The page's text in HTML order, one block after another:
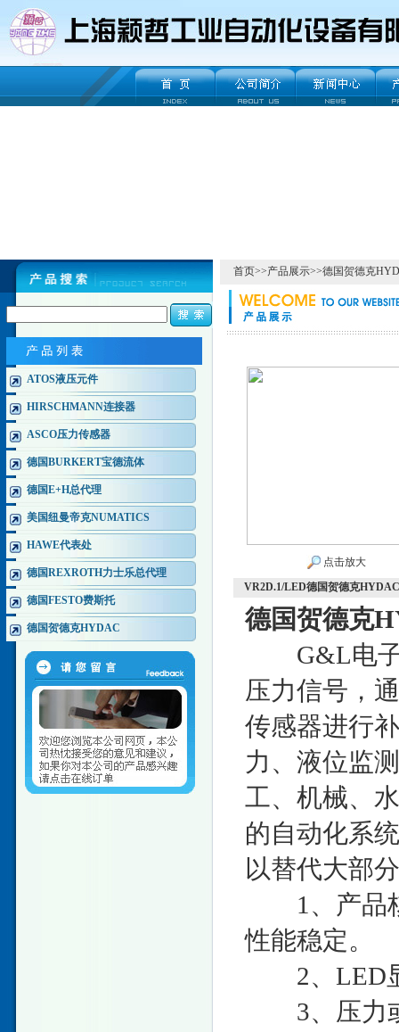
ATOS液压元件
HIRSCHMANN连接器
ASCO压力传感器
德国BURKERT宝德流体
德国E+H总代理
美国纽曼帝克NUMATICS
HAWE代表处
德国REXROTH力士乐总代理
德国FESTO费斯托
德国贺德克HYDAC
首页>>产品展示>>德国贺德克
点击放大
VR2D.1/LED德国贺德克
德国贺德克
G&L电子
压力信号，
传感器进行
力、液位监
工、机械、
的自动化系
以替代大部
1、产品核
性能稳定。
2、LED显
3、压力或